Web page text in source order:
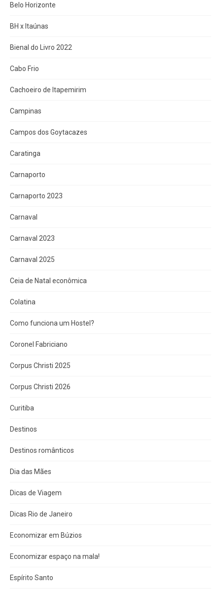
Belo Horizonte
BH x Itaúnas
Bienal do Livro 2022
Cabo Frio
Cachoeiro de Itapemirim
Campinas
Campos dos Goytacazes
Caratinga
Carnaporto
Carnaporto 2023
Carnaval
Carnaval 2023
Carnaval 2025
Ceia de Natal econômica
Colatina
Como funciona um Hostel?
Coronel Fabriciano
Corpus Christi 2025
Corpus Christi 2026
Curitiba
Destinos
Destinos românticos
Dia das Mães
Dicas de Viagem
Dicas Rio de Janeiro
Economizar em Búzios
Economizar espaço na mala!
Espírito Santo